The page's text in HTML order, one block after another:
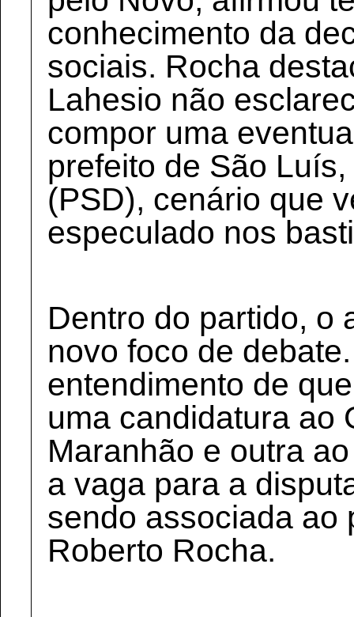
conhecimento da
sociais. Rocha
Lahesio não
compor uma
prefeito de São
(PSD), cenário que
especulado nos
Dentro do partido, o
novo foco de
entendimento de
uma candidatura ao
Maranhão e outra
a vaga para a
sendo associada ao
Roberto Rocha.